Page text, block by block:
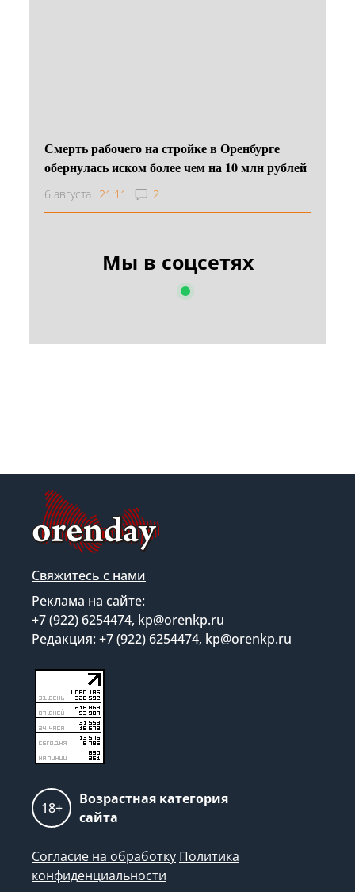
Смерть рабочего на стройке в Оренбурге
обернулась иском более чем на 10 млн рублей
6 августа 21:11 2
Мы в соцсетях
Свяжитесь с нами
Реклама на сайте:
+7 (922) 6254474, kp@orenkp.ru
Редакция: +7 (922) 6254474, kp@orenkp.ru
18+
Возрастная категория
сайта
Согласие на обработку Политика
конфиденциальности